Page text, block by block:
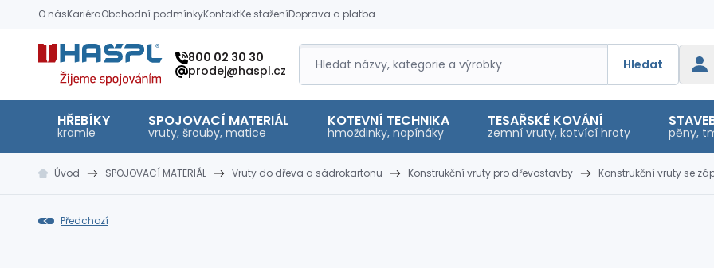
O násKariéraObchodní podmínkyKontaktKe staženíDoprava a platba
Hašpl
800 02 30 30
prodej@haspl.cz
Hledat
HŘEBÍKY
kramle
SPOJOVACÍ MATERIÁL
vruty, šrouby, matice
KOTEVNÍ TECHNIKA
hmoždinky, napínáky
TESAŘSKÉ KOVÁNÍ
zemní vruty, kotvící hroty pěny,
Úvod SPOJOVACÍ MATERIÁL Vruty do dřeva a sádrokartonu Konstrukční vruty pro dřevostavby Konstrukční vruty se
Předchozí